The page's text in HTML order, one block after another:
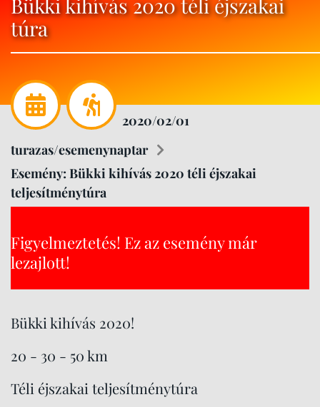
Bükki kihívás 2020 téli éjszakai
túra
2020/02/01
turazas/esemenynaptar
Esemény: Bükki kihívás 2020 téli éjszakai
teljesítménytúra
Figyelmeztetés! Ez az esemény már
lezajlott!
Bükki kihívás 2020!
20 - 30 - 50 km
Téli éjszakai teljesítménytúra